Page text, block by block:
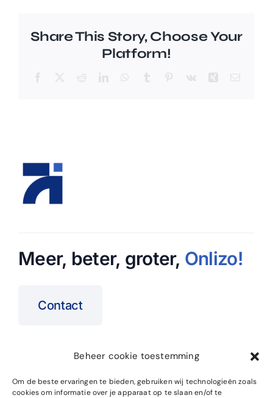
Beheer cookie toestemming
Om de beste ervaringen te bieden, gebruiken wij technologieën zoals
cookies om informatie over je apparaat op te slaan en/of te
Share This Story, Choose Your
Platform!
Facebook RedditLinkedInWhatsApp
Tumblr Pinterest
Vk Xing E-
Meer, beter, groter, Onlizo!
Contact